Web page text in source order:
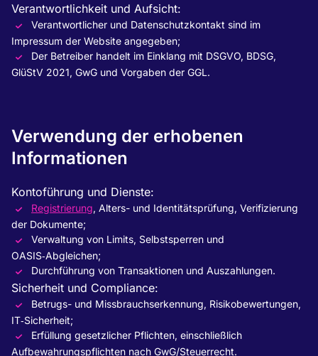
Verantwortlichkeit und Aufsicht:
Verantwortlicher und Datenschutzkontakt sind im
Impressum der Website angegeben;
Der Betreiber handelt im Einklang mit DSGVO, BDSG,
GlüStV 2021, GwG und Vorgaben der GGL.
Verwendung der erhobenen
Informationen
Kontoführung und Dienste:
Registrierung, Alters- und Identitätsprüfung, Verifizierung
der Dokumente;
Verwaltung von Limits, Selbstsperren und
OASIS‑Abgleichen;
Durchführung von Transaktionen und Auszahlungen.
Sicherheit und Compliance:
Betrugs- und Missbrauchserkennung, Risikobewertungen,
IT‑Sicherheit;
Erfüllung gesetzlicher Pflichten, einschließlich
Aufbewahrungspflichten nach GwG/Steuerrecht.